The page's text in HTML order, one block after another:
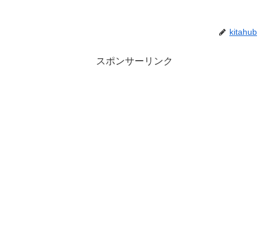
kitahub
スポンサーリンク